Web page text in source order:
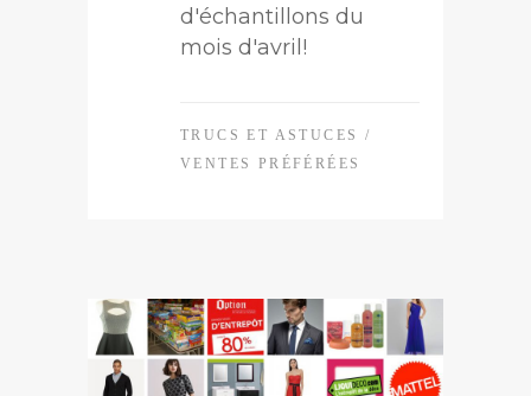
d'échantillons du
mois d'avril!
TRUCS ET ASTUCES
/
VENTES PRÉFÉRÉES